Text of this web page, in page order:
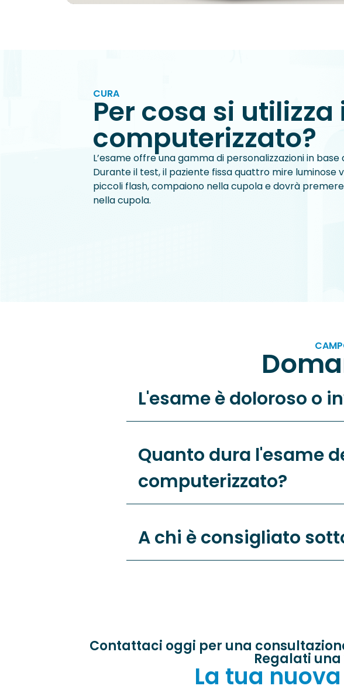
CURA
Per cosa si
computerizzato?
L’esame offre una gamma di personalizzazioni in
Durante il test, il paziente fissa quattro mire luminose
piccoli flash, compaiono nella cupola e dovrà
nella cupola.
L'esame è doloroso o
Quanto dura l'esame
computerizzato?
A chi è consigliato
Contattaci oggi per una
Regalati
La tua